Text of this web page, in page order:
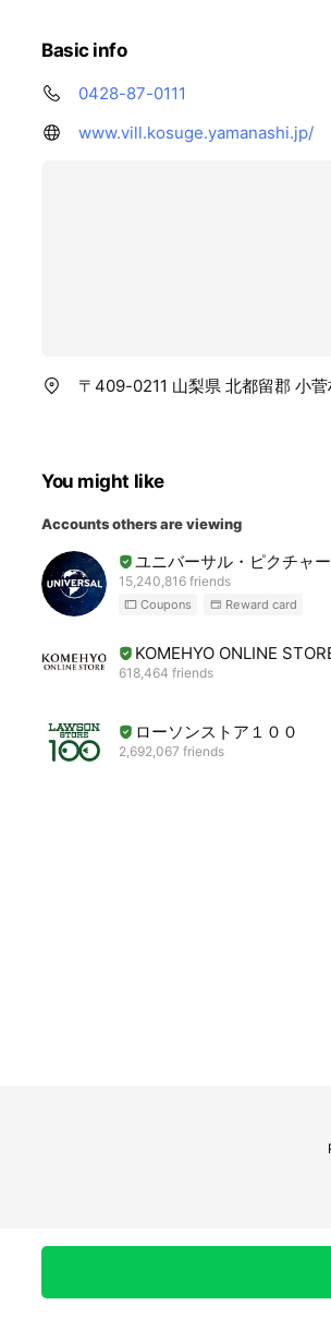
Basic info
0428-87-0111
www.vill.kosuge.yamanashi.jp/
〒409-0211 山梨県 北都留郡 小
You might like
Accounts others are viewing
ユニバーサル・ピクチャ
15,240,816 friends
Coupons Reward card
KOMEHYO ONLINE
618,464 friends
ローソンストア１００
2,692,067 friends